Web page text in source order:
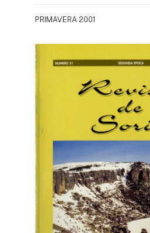
PRIMAVERA 2001